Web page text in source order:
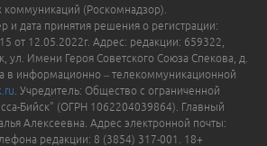
коммуникаций (Роскомнадзор).
и дата принятия решения о регистрации:
от 12.05.2022г. Адрес: редакции: 659322,
ул. Имени Героя Советского Союза Спекова, д.
в информационно – телекоммуникационной
. Учредитель: Общество с ограниченной
Бийск" (ОГРН 1062204039864). Главный
Алексеевна. Адрес электронной почты:
редакции: 8 (3854) 317-001. 18+